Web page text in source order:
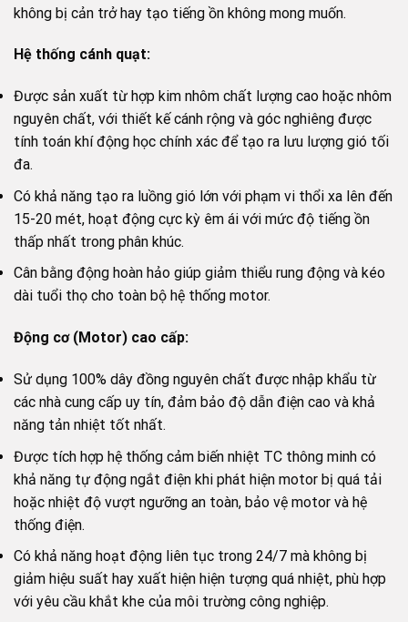
không bị cản trở hay tạo tiếng ồn không mong muốn.
Hệ thống cánh quạt:
Được sản xuất từ hợp kim nhôm chất lượng cao hoặc nhôm
nguyên chất, với thiết kế cánh rộng và góc nghiêng được
tính toán khí động học chính xác để tạo ra lưu lượng gió tối
đa.
Có khả năng tạo ra luồng gió lớn với phạm vi thổi xa lên đến
15-20 mét, hoạt động cực kỳ êm ái với mức độ tiếng ồn
thấp nhất trong phân khúc.
Cân bằng động hoàn hảo giúp giảm thiểu rung động và kéo
dài tuổi thọ cho toàn bộ hệ thống motor.
Động cơ (Motor) cao cấp:
Sử dụng 100% dây đồng nguyên chất được nhập khẩu từ
các nhà cung cấp uy tín, đảm bảo độ dẫn điện cao và khả
năng tản nhiệt tốt nhất.
Được tích hợp hệ thống cảm biến nhiệt TC thông minh có
khả năng tự động ngắt điện khi phát hiện motor bị quá tải
hoặc nhiệt độ vượt ngưỡng an toàn, bảo vệ motor và hệ
thống điện.
Có khả năng hoạt động liên tục trong 24/7 mà không bị
giảm hiệu suất hay xuất hiện hiện tượng quá nhiệt, phù hợp
với yêu cầu khắt khe của môi trường công nghiệp.